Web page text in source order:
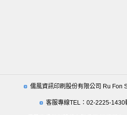
儒風資訊印刷股份有限公司 Ru Fon
客服專線TEL：02-2225-1430